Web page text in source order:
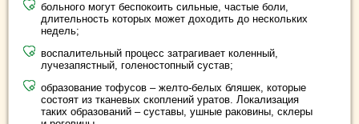
больного могут беспокоить сильные, частые боли,
длительность которых может доходить до нескольких
недель;
воспалительный процесс затрагивает коленный,
лучезапястный, голеностопный сустав;
образование тофусов – желто-белых бляшек, которые
состоят из тканевых скоплений уратов. Локализация
таких образований – суставы, ушные раковины, склеры